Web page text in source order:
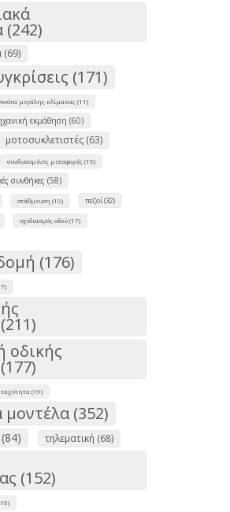
(69)
(171)
μεγάλης κλίμακας (11)
εκμάθηση (60)
μοτοσυκλετιστές (63)
συνδυασμένες μεταφορές (15)
συνθήκες (58)
στάθμευση (19) πεζοί (32)
σχεδιασμός οδού (17)
(176)
οδικής
ταχύτητα (19)
μοντέλα (352)
τηλεματική (68)
(152)